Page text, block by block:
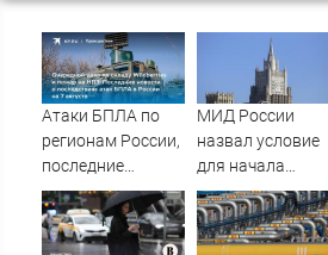
Атаки БПЛА по
регионам России,
последние
новости на 7
августа 2026:
последствия,
МИД России
назвал условие
для начала
переговоров о
мире с Украиной